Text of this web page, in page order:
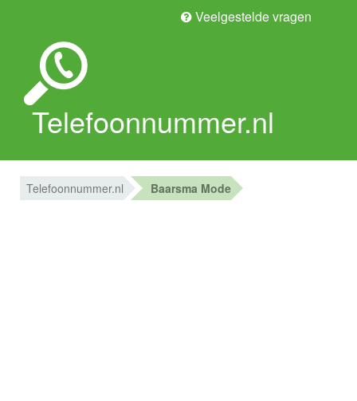
Veelgestelde vragen
Telefoonnummer.nl
Telefoonnummer.nl Baarsma Mode